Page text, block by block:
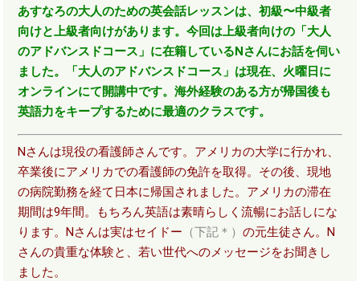
あすなろの大人のための英会話レッスンは、初級〜中級者
向けと上級者向けがあります。今回は上級者向けの「大人
のアドバンスドコース」に在籍しているNさんにお話を伺い
ました。「大人のアドバンスドコース」は現在、火曜日に
オンラインにて開講中です。海外経験のある方が帰国後も
英語力をキープするために最適のクラスです。
Nさんは現役の看護師さんです。アメリカの大学に行かれ、
卒業後にアメリカでの看護師の免許を取得。その後、現地
の病院勤務を経て日本に帰国されました。アメリカの滞在
期間は9年間。もちろん英語は素晴らしく流暢にお話しにな
ります。Nさんは実はセイドー （下記＊）の元生徒さん。N
さんの貴重な体験と、若い世代へのメッセージをお聞きし
ました。